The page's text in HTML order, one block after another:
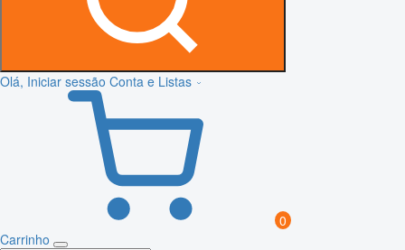
Olá, Iniciar sessão Conta e Listas
0
Carrinho